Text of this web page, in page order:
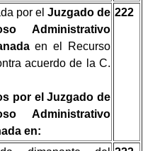
por el Juzgado de
Administrativo
en el Recurso
acuerdo de la C.
por el Juzgado de
Administrativo
en:
222